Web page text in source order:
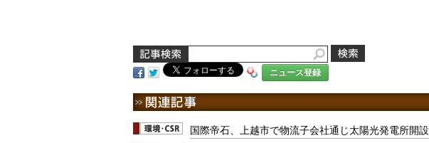
ニュース登録
国際帝石、上越市で物流子会社通じ太陽光発電所開設